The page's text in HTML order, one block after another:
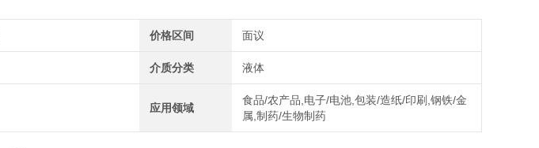
价格区间 面议
介质分类 液体
应用领域
食品/农产品,电子/电池,包装/造纸/印刷,钢铁/金
属,制药/生物制药